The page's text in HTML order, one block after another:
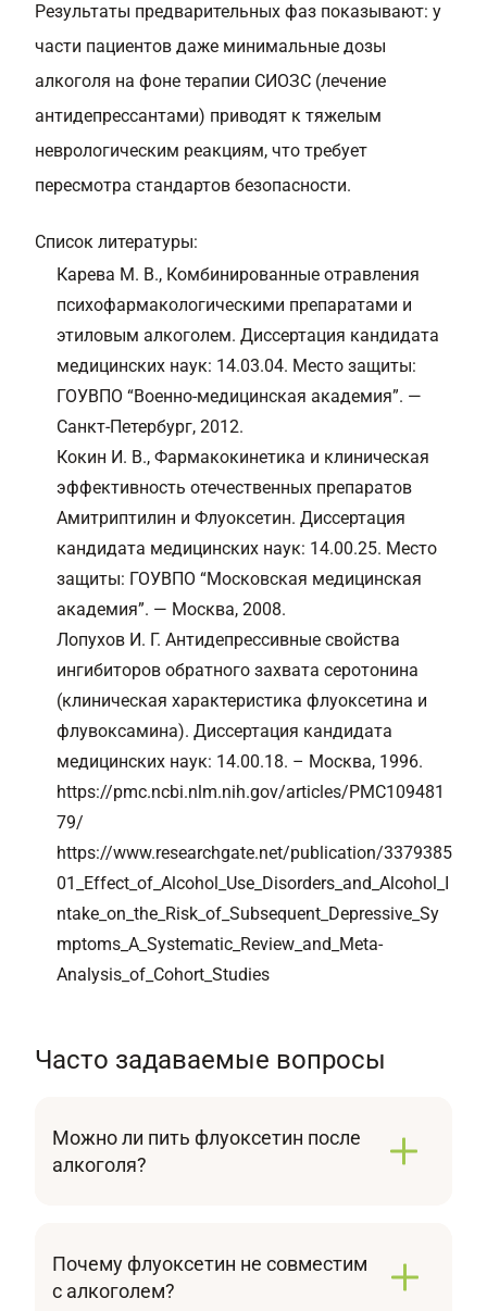
Результаты предварительных фаз показывают: у
части пациентов даже минимальные дозы
алкоголя на фоне терапии СИОЗС (лечение
антидепрессантами) приводят к тяжелым
неврологическим реакциям, что требует
пересмотра стандартов безопасности.
Список литературы:
Карева М. В., Комбинированные отравления
психофармакологическими препаратами и
этиловым алкоголем. Диссертация кандидата
медицинских наук: 14.03.04. Место защиты:
ГОУВПО “Военно-медицинская академия”. —
Санкт-Петербург, 2012.
Кокин И. В., Фармакокинетика и клиническая
эффективность отечественных препаратов
Амитриптилин и Флуоксетин. Диссертация
кандидата медицинских наук: 14.00.25. Место
защиты: ГОУВПО “Московская медицинская
академия”. — Москва, 2008.
Лопухов И. Г. Антидепрессивные свойства
ингибиторов обратного захвата серотонина
(клиническая характеристика флуоксетина и
флувоксамина). Диссертация кандидата
медицинских наук: 14.00.18. – Москва, 1996.
https://pmc.ncbi.nlm.nih.gov/articles/PMC109481
79/
https://www.researchgate.net/publication/3379385
01_Effect_of_Alcohol_Use_Disorders_and_Alcohol_I
ntake_on_the_Risk_of_Subsequent_Depressive_Sy
mptoms_A_Systematic_Review_and_Meta-
Analysis_of_Cohort_Studies
Часто задаваемые вопросы
Можно ли пить флуоксетин после
алкоголя?
возобновления лечения необходимо полное
очищение организма от продуктов распада
Почему флуоксетин не совместим
с алкоголем?